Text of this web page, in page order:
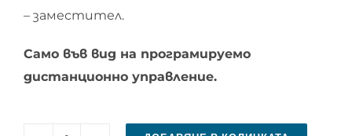
– заместител.
Само във вид на програмируемо
дистанционно управление.